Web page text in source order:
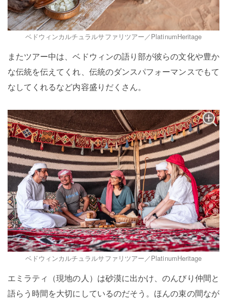
ベドウィンカルチュラルサファリツアー／PlatinumHeritage
またツアー中は、ベドウィンの語り部が彼らの文化や豊か
な伝統を伝えてくれ、伝統のダンスパフォーマンスでもて
なしてくれるなど内容盛りだくさん。
ベドウィンカルチュラルサファリツアー／PlatinumHeritage
エミラティ（現地の⼈）は砂漠に出かけ、のんびり仲間と
語らう時間を大切にしているのだそう。ほんの束の間なが